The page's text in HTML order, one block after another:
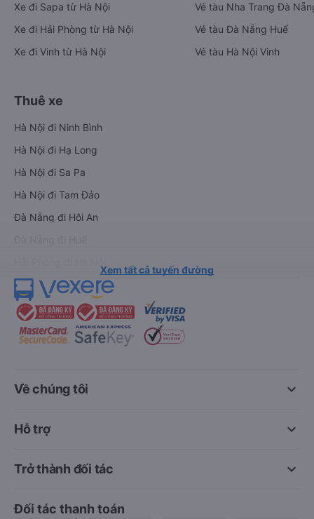
Xe đi Sapa từ Hà Nội
Xe đi Hải Phòng từ Hà Nội
Xe đi Vinh từ Hà Nội
Vé tàu Nha Trang Đà
Vé tàu Đà Nẵng Huế
Vé tàu Hà Nội Vinh
Thuê xe
Hà Nội đi Ninh Bình
Hà Nội đi Hạ Long
Hà Nội đi Sa Pa
Hà Nội đi Tam Đảo
Đà Nẵng đi Hội An
Xem tất cả tuyến đường
keyboard_arrow_down
Về chúng tôi
keyboard_arrow_down
Hỗ trợ
keyboard_arrow_down
Trở thành đối tác
Đối tác thanh toán